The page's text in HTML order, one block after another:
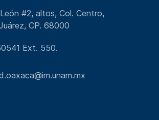
#2, altos, Col. Centro,
CP. 68000
Ext. 550.